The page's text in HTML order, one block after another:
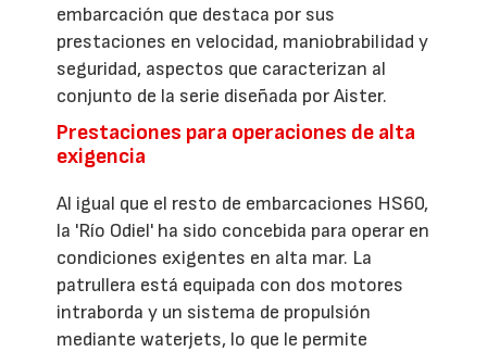
embarcación que destaca por sus
prestaciones en velocidad, maniobrabilidad y
seguridad, aspectos que caracterizan al
conjunto de la serie diseñada por Aister.
Prestaciones para operaciones de alta
exigencia
Al igual que el resto de embarcaciones HS60,
la 'Río Odiel' ha sido concebida para operar en
condiciones exigentes en alta mar. La
patrullera está equipada con dos motores
intraborda y un sistema de propulsión
mediante waterjets, lo que le permite